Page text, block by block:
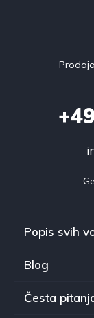
Popis svih
Blog
Česta